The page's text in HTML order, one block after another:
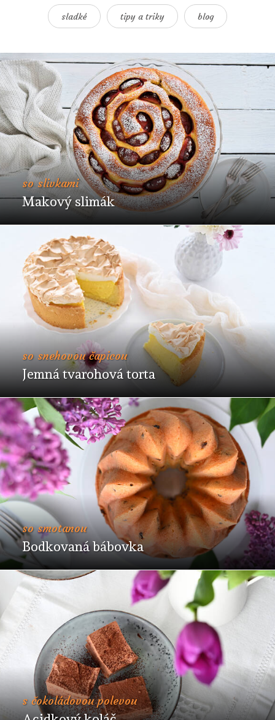
sladké tipy a triky blog
so slivkami
Makový slimák
so snehovou čapicou
Jemná tvarohová torta
so smotanou
Bodkovaná bábovka
s čokoládovou polevou